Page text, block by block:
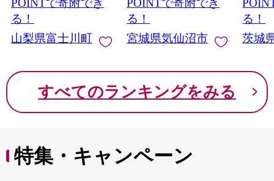
産 果物 くだもの シャ
イン マスカット ぶど
う ブドウ 葡萄 大粒 種
9000円 九千円
POINTで寄附でき
る！
山梨県富士川町
切り身 魚 わけあり
POINTで寄附でき
る！
宮城県気仙沼市
と納
る！
茨城
すべてのランキングをみる
特集・キャンペーン